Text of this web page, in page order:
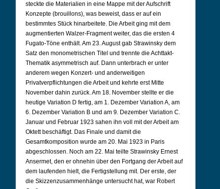
steckte die Materialien in eine Mappe mit der Aufschrift
Konzepte (brouillons), was beweist, dass er auf ein
bestimmtes Stück hinarbeitete. Die Arbeit ging mit dem
augmentierten Walzer-Fragment weiter, das die ersten 4
Fugato-Töne enthält. Am 23. August gab Strawinsky dem
Satz den monometrischen Titel und trennte die Achttakt-
Thematik asymmetrisch auf. Dann unterbrach er unter
anderem wegen Konzert- und anderweitigen
Privatverpflichtungen die Arbeit und kehrte erst Mitte
November dahin zurück. Am 18. November stellte er die
heutige Variation D fertig, am 1. Dezember Variation A, am
6. Dezember Variation B und am 9. Dezember Variation C.
Januar und Februar 1923 sahen ihn voll mit der Arbeit am
Oktett beschäftigt. Das Finale und damit die
Gesamtkomposition wurde am 20. Mai 1923 in Paris
abgeschlossen. Noch am 22. Mai teilte Strawinsky Ernest
Ansermet, den er ohnehin über den Fortgang der Arbeit auf
dem laufenden hielt, die Fertigstellung mit. Der erste, der
die Skizzenzusammenhänge untersucht hat, war Robert